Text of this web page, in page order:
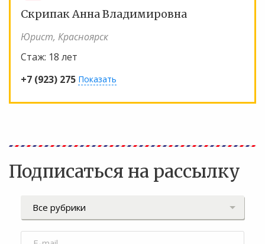
Скрипак Анна Владимировна
Юрист, Красноярск
Стаж: 18 лет
+7 (923) 275 Показать
Подписаться на рассылку